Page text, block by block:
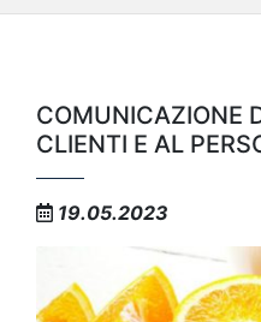
COMUNICAZIONE
CLIENTI E AL
19.05.2023